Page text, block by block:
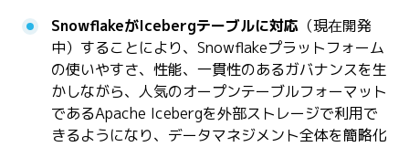
SnowflakeがIcebergテーブルに対応 （現在開発
中）することにより、Snowflakeプラットフォーム
の使いやすさ、性能、一貫性のあるガバナンスを生
かしながら、人気のオープンテーブルフォーマット
であるApache Icebergを外部ストレージで利用で
きるようになり、データマネジメント全体を簡略化